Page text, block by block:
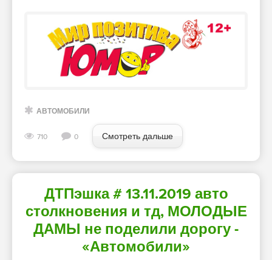
АВТОМОБИЛИ
710 0 Смотреть дальше
ДТПэшка # 13.11.2019 авто
столкновения и тд, МОЛОДЫЕ
ДАМЫ не поделили дорогу -
«Автомобили»